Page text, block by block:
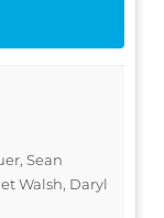
Sean
Walsh, Daryl